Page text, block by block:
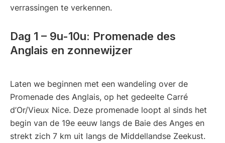
verrassingen te verkennen.
Dag 1 – 9u-10u: Promenade des
Anglais en zonnewijzer
Laten we beginnen met een wandeling over de
Promenade des Anglais, op het gedeelte Carré
d’Or/Vieux Nice. Deze promenade loopt al sinds het
begin van de 19e eeuw langs de Baie des Anges en
strekt zich 7 km uit langs de Middellandse Zeekust.